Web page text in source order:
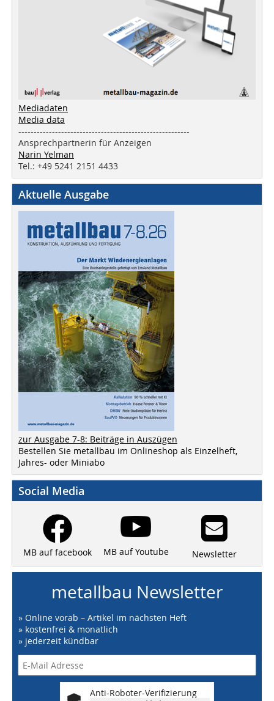
Mediadaten
Media data
--------------------------------------------------------
Ansprechpartnerin für Anzeigen
Narin Yelman
Tel.: +49 5241 2151 4433
Aktuelle Ausgabe
zur Ausgabe 7-8: Beiträge in Auszügen
Bestellen Sie metallbau im Onlineshop als Einzelheft,
Jahres- oder Miniabo
Social Media
MB auf facebook MB auf Youtube Newsletter
metallbau Newsletter
» Online vorab – Artikel im nächsten Heft
» kostenfrei & monatlich
» jederzeit kündbar
Anti-Roboter-Verifizierung